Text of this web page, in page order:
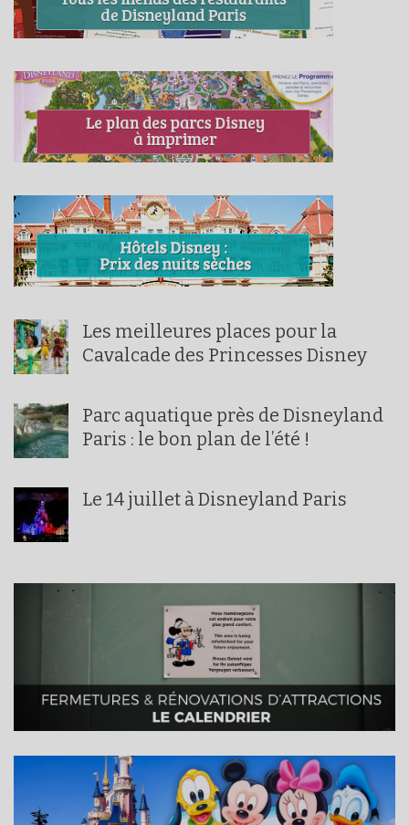
Les meilleures places pour la
Cavalcade des Princesses Disney
Parc aquatique près de Disneyland
Paris : le bon plan de l’été !
Le 14 juillet à Disneyland Paris